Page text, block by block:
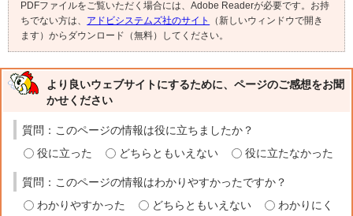
PDFファイルをご覧いただく場合には、Adobe Readerが必要です。お持
ちでない方は、 アドビシステムズ社のサイト
（新しいウィンドウで開き
ます）からダウンロード（無料）してください。
より良いウェブサイトにするために、ページのご感想をお聞
かせください
質問：このページの情報は役に立ちましたか？
役に立った
どちらともいえない 役に立たなかった
質問：このページの情報はわかりやすかったですか？
わかりやすかった
どちらともいえない
わかりにく